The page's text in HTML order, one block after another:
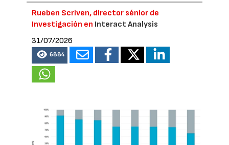
Rueben Scriven, director sénior de
Investigación en Interact Analysis
31/07/2026
6884